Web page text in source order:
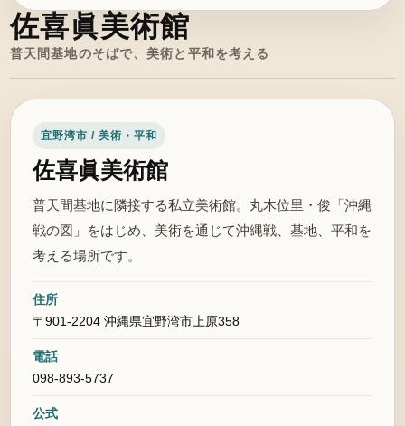
佐喜眞美術館
普天間基地のそばで、美術と平和を考える
宜野湾市 / 美術・平和
佐喜眞美術館
普天間基地に隣接する私立美術館。丸木位里・俊「沖縄
戦の図」をはじめ、美術を通じて沖縄戦、基地、平和を
考える場所です。
住所
〒901-2204 沖縄県宜野湾市上原358
電話
098-893-5737
公式